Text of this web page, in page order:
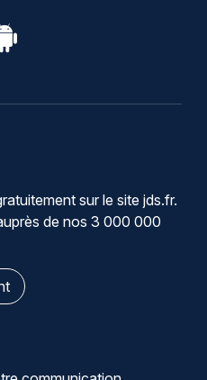
sur le site jds.fr.
de nos 3 000 000